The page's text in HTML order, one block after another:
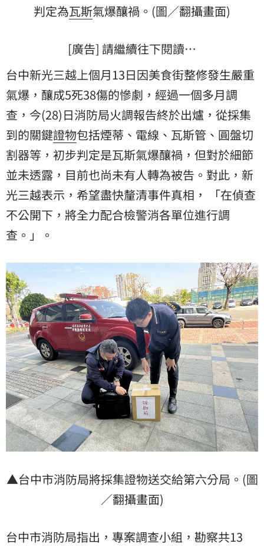
判定為瓦斯氣爆釀禍。(圖／翻攝畫面)
[廣告] 請繼續往下閱讀…
台中新光三越上個月13日因美食街整修發生嚴重
氣爆，釀成5死38傷的慘劇，經過一個多月調
查，今(28)日消防局火調報告終於出爐，從採集
到的關鍵證物包括煙蒂、電線、瓦斯管、圓盤切
割器等，初步判定是瓦斯氣爆釀禍，但對於細節
並未透露，目前也尚未有人轉為被告。對此，新
光三越表示，希望盡快釐清事件真相， 「在偵查
不公開下，將全力配合檢警消各單位進行調
查。」。
▲台中市消防局將採集證物送交給第六分局。(圖
／翻攝畫面)
台中市消防局指出，專案調查小組，勘察共13